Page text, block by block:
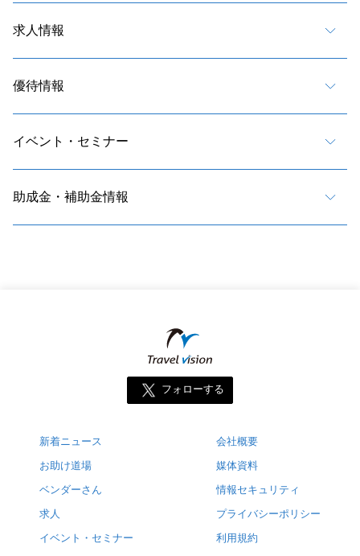
求人情報
優待情報
イベント・セミナー
助成金・補助金情報
フォローする
新着ニュース
お助け道場
ベンダーさん
求人
イベント・セミナー
会社概要
媒体資料
情報セキュリティ
プライバシーポリシー
利用規約